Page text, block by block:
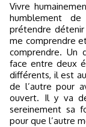
Vivre
humblement
prétendre
me comprendre
comprendre. Un
face entre deux
différents, il est
de l’autre pour
ouvert. Il y va
sereinement sa
pour que l’autre